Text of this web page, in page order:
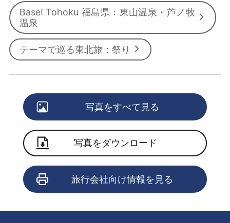
Base! Tohoku 福島県：東山温泉・芦ノ牧
温泉
テーマで巡る東北旅：祭り
写真をすべて見る
写真をダウンロード
旅行会社向け情報を見る